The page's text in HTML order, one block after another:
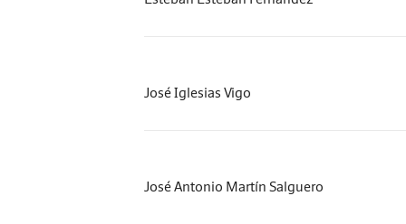
José Iglesias Vigo
José Antonio Martín Salguero